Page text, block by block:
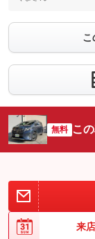
こ
無料 こ
来